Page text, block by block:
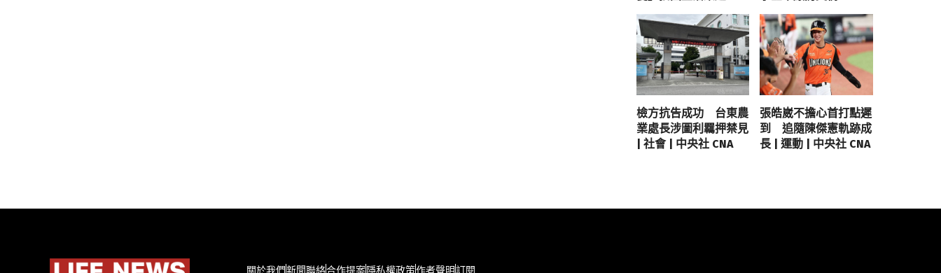
檢方抗告成功 台東農
業處長涉圖利羈押禁見
| 社會 | 中央社 CNA
張皓崴不擔心首打點遲
到 追隨陳傑憲軌跡成
長 | 運動 | 中央社 CNA
關於我們新聞聯絡合作提案隱私權政策作者聲明訂閱